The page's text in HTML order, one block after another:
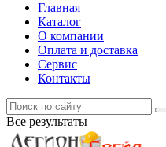
Главная
Каталог
О компании
Оплата и доставка
Сервис
Контакты
Все результаты